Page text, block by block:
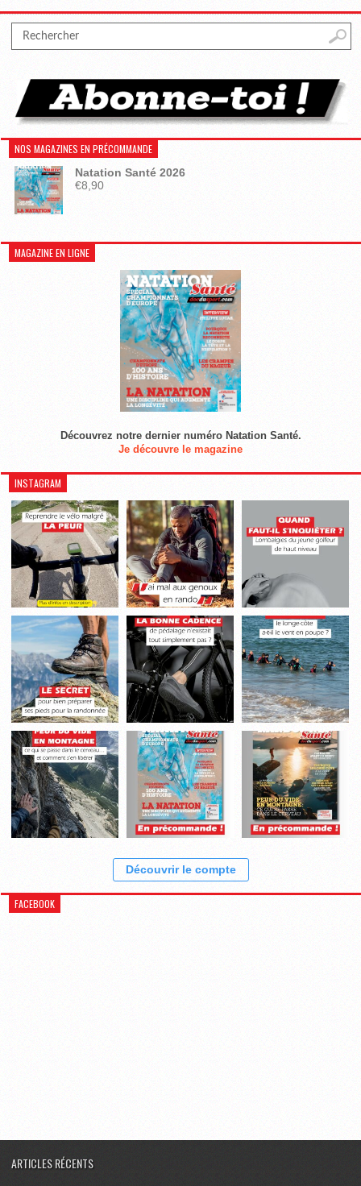
NOS MAGAZINES EN PRÉCOMMANDE
Natation Santé 2026
€8,90
MAGAZINE EN LIGNE
Découvrez notre dernier numéro Natation Santé.
Je découvre le magazine
INSTAGRAM
Découvrir le compte
FACEBOOK
ARTICLES RÉCENTS